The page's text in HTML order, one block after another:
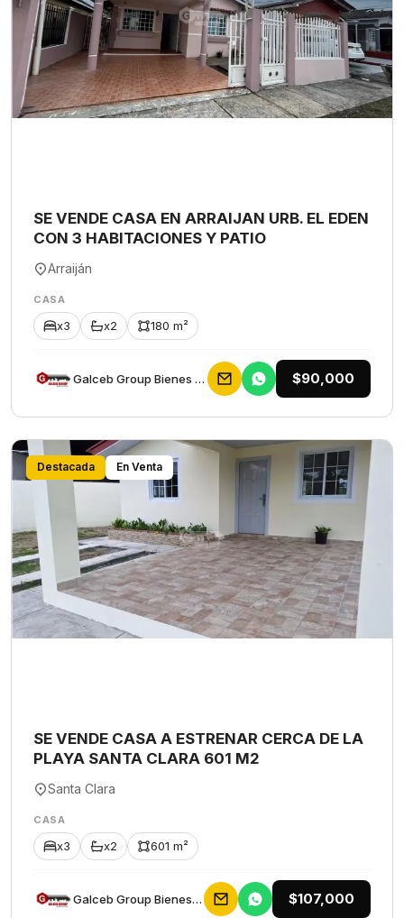
SE VENDE CASA EN ARRAIJAN URB. EL EDEN
CON 3 HABITACIONES Y PATIO
Arraiján
CASA
x3 x2 180 m²
Galceb Group Bienes Raices $90,000
Destacada En Venta
SE VENDE CASA A ESTRENAR CERCA DE LA
PLAYA SANTA CLARA 601 M2
Santa Clara
CASA
x3 x2 601 m²
Galceb Group Bienes Raices $107,000